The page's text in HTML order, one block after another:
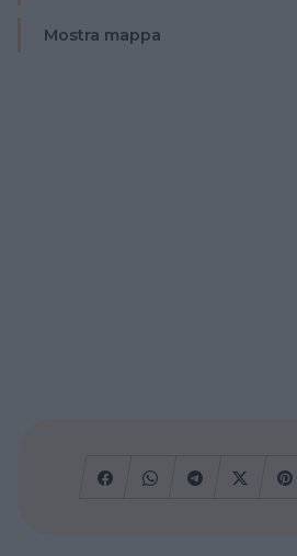
Mostra mappa